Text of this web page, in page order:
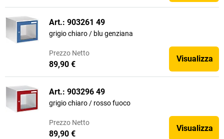
Art.: 903261 49
grigio chiaro / blu genziana
Prezzo Netto
89,90 €
Visualizza
Art.: 903296 49
grigio chiaro / rosso fuoco
Prezzo Netto
89,90 €
Visualizza